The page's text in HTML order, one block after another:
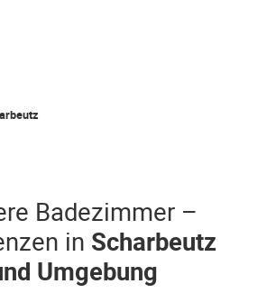
Badezimmer –
in Scharbeutz
Umgebung